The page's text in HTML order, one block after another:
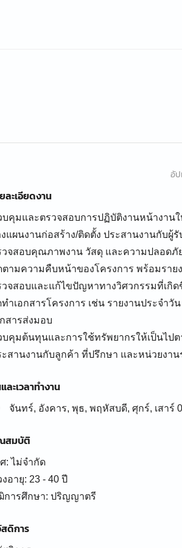
อั
ละเอียดงาน
บคุมและตรวจสอบการปฏิบัติงานหน้างาน
งแผนงานก่อสร้าง/ติดตั้ง ประสานงานกับผู้
วจสอบคุณภาพงาน วัสดุ และความปลอดภั
ตามความคืบหน้าของโครงการ พร้อมราย
วจสอบและแก้ไขปัญหาทางวิศวกรรมที่เกิ
ทำเอกสารโครงการ เช่น รายงานประจำ
กสารส่งมอบ
บคุมต้นทุนและการใช้ทรัพยากรให้เป็นไป
ะสานงานกับลูกค้า ที่ปรึกษา และหน่วยงาน
ละเวลาทำงาน
จันทร์, อังคาร, พุธ, พฤหัสบดี, ศุกร์, เสาร์
สมบัติ
ศ: ไม่จำกัด
อายุ: 23 - 40 ปี
ดิการ